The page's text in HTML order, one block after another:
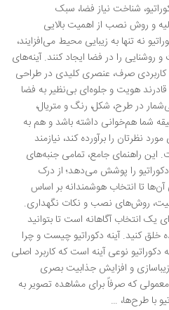
شناخت نیاز فضا، سبک
و روش نصب از اهمیت بالایی
نه تنها به زیبایی محیط می‌افزایند،
را در فضا ایجاد کنند. آینه‌های
کاربردی صرف، عنصری کلیدی در طراحی
هویت و جلوه‌ای بی‌نظیر به فضا
در طرح، شکل، رنگ و متریال،
شما هم‌خوانی داشته باشد و هم به
نظرتان را برآورده کند، نیازمند
راهنمای جامع، تمامی جنبه‌های
دکوراتیو را پوشش می‌دهد؛ از درک
آن‌ها تا انتخاب هوشمندانه بر اساس
روش‌های نصب و نکات نگهداری.
یک انتخاب آگاهانه است تا بتوانید
خلق کنید. آینه دکوراتیو چیست و چرا
دکوراتیو نوعی آینه است که کاربرد اصلی
زیباسازی و افزایش جذابیت بصری
که صرفاً برای مشاهده تصویر به
با طرح‌ها، …